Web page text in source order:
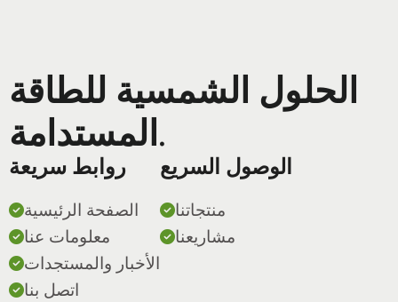
الحلول الشمسية للطاقة
المستدامة.
روابط سريعة
الصفحة الرئيسية
معلومات عنا
الأخبار والمستجدات
اتصل بنا
الوصول السريع
منتجاتنا
مشاريعنا